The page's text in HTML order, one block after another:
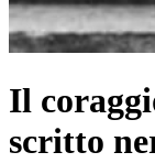
Il
scritto